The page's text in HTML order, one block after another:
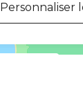
Personnaliser